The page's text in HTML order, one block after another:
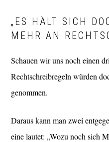
„ES HÄLT SICH
MEHR AN
Schauen wir uns noch einen
Rechtschreibregeln würden
genommen.
Daraus kann man zwei
eine lautet: „Wozu noch sich